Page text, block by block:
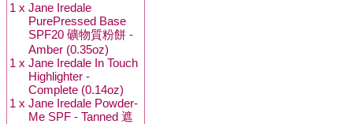
1 x Jane Iredale
PurePressed Base
SPF20 礦物質粉餅 -
Amber (0.35oz)
1 x Jane Iredale In Touch
Highlighter -
Complete (0.14oz)
1 x Jane Iredale Powder-
Me SPF - Tanned 遮